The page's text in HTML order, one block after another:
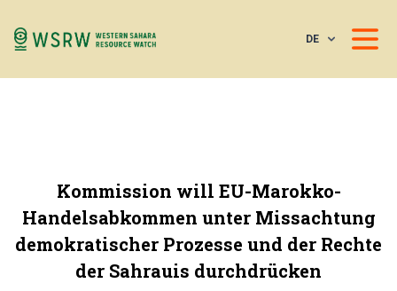
DE
Kommission will EU-Marokko-
Handelsabkommen unter Missachtung
demokratischer Prozesse und der Rechte
der Sahrauis durchdrücken